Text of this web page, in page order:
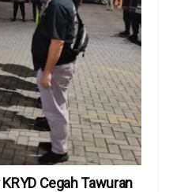
Cegah Tawuran